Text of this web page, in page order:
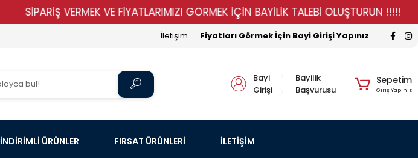
SİPARİŞ VERMEK VE FİYATLARIMIZI GÖRMEK İÇİN BAYİLİK TALEBİ OLUŞTURUN !!!!!
Fiyatları Görmek İçin Bayi Girişi Yapınız
İletişim
Bayi
Girişi
Bayilik
Başvurusu
Sepetim
Giriş Yapınız
İNDİRİMLİ ÜRÜNLER FIRSAT ÜRÜNLERİ İLETİŞİM